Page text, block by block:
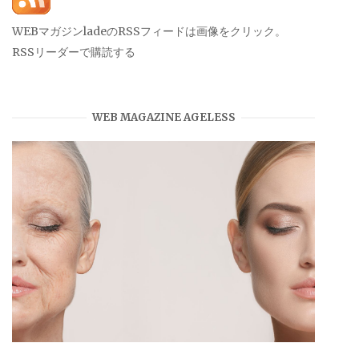
WEBマガジンladeのRSSフィードは画像をクリック。
RSSリーダーで購読する
WEB MAGAZINE AGELESS